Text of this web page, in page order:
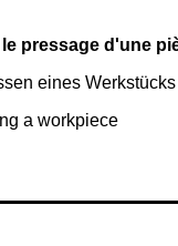
pressage d'une
eines Werkstücks
a workpiece